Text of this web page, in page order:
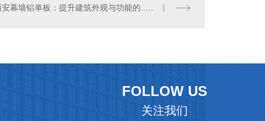
西安幕墙铝单板：提升建筑外观与功能的..解决方案
FOLLOW US
关注我们